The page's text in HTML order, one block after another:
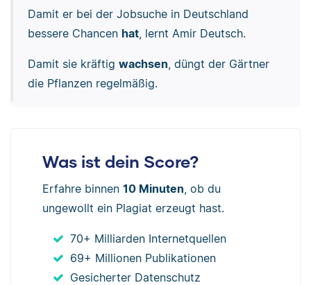
Damit er bei der Jobsuche in Deutschland
bessere Chancen hat, lernt Amir Deutsch.
Damit sie kräftig wachsen, düngt der Gärtner
die Pflanzen regelmäßig.
Was ist dein Score?
Erfahre binnen 10 Minuten , ob du
ungewollt ein Plagiat erzeugt hast.
70+ Milliarden Internetquellen
69+ Millionen Publikationen
Gesicherter Datenschutz